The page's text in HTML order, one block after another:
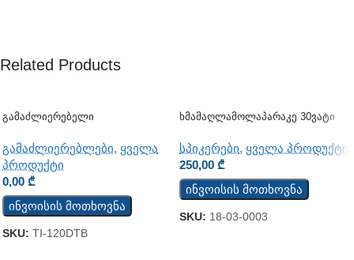
Related Products
Გამაძლიერებელი
გამაძლიერებლები, ყველა
პროდუქტი
0,00 ₾
ინვოისის მოთხოვნა
SKU: TI-120DTB
Ხმამაღლამოლაპარაკე 30ვატი
სპიკერები, ყველა პროდუქტი
250,00 ₾
ინვოისის მოთხოვნა
SKU: 18-03-0003